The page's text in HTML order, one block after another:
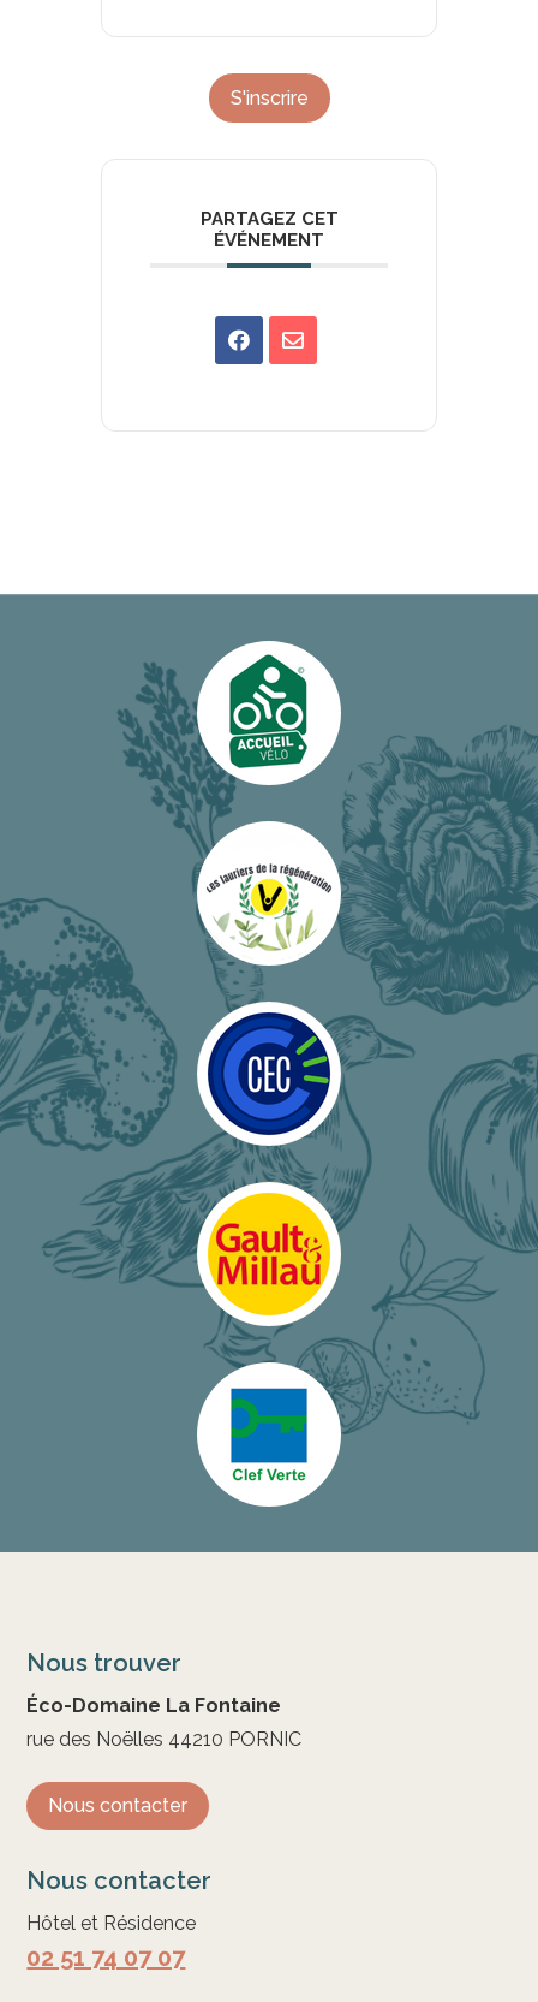
S'inscrire
PARTAGEZ CET
ÉVÉNEMENT
Nous trouver
Éco-Domaine La Fontaine
rue des Noëlles 44210 PORNIC
Nous contacter
Nous contacter
Hôtel et Résidence
02 51 74 07 07